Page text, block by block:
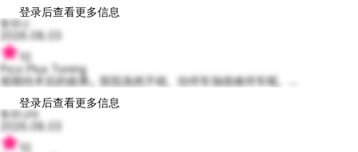
登录后查看更多信息
튜우나
2026.08.03
Pico Plus Toning
很期待术后的效果。医院虽然不错，但停车场很难停车呢，...
登录后查看更多信息
튜우나아
2026.08.03